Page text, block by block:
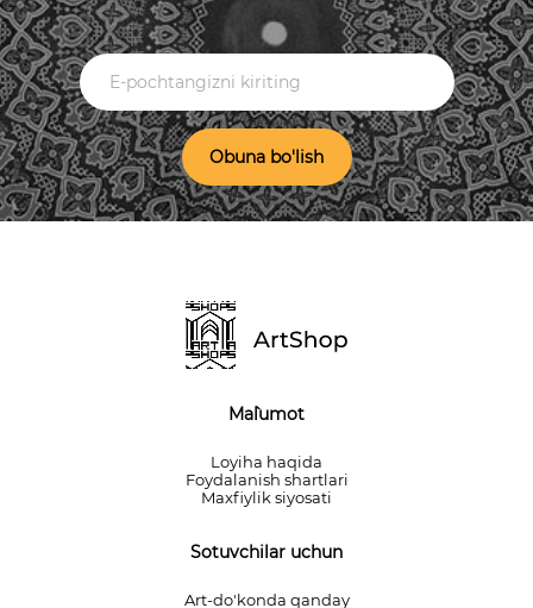
Obuna bo'lish
Ma`lumot
Loyiha haqida
Foydalanish shartlari
Maxfiylik siyosati
Sotuvchilar uchun
Art-do'konda qanday